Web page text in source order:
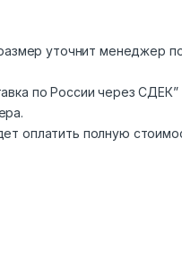
уточнит менеджер
по России через СДЕК”
оплатить полную